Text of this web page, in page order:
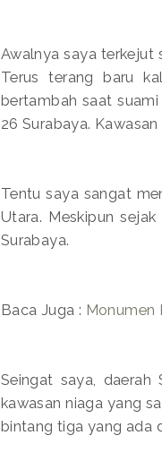
Awalnya saya terkejut
Terus terang baru
bertambah saat
26 Surabaya.
Tentu saya sangat
Utara. Meskipun
Surabaya.
Baca Juga : Monumen
Seingat saya, daerah
kawasan niaga yang
bintang tiga yang ada